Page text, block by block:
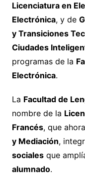
Licenciatura en
Electrónica, y de
y Transiciones
Ciudades
programas de la
Electrónica.
La Facultad de
nombre de la
Francés, que
y Mediación,
socialesque
alumnado.